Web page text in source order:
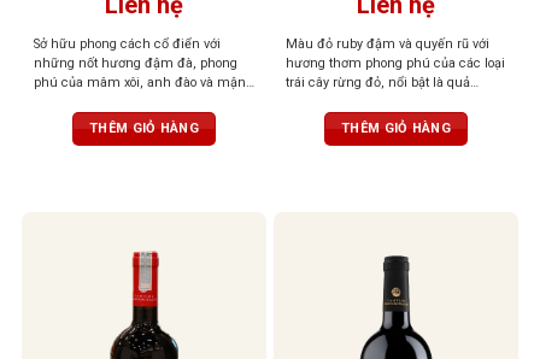
Sở hữu phong cách cổ điển với
những nốt hương đậm đà, phong
phú của mâm xôi, anh đào và mận,
thảo mộc. Một phiên bản đặc biệt,
số lượng giới hạn.
THÊM GIỎ HÀNG
Màu đỏ ruby đậm và quyến rũ với
hương thơm phong phú của các loại
trái cây rừng đỏ, nổi bật là quả
cay nhẹ. Cân bằng giữa vị chua nhẹ
và cấu trúc tannin mềm mại
THÊM GIỎ HÀNG